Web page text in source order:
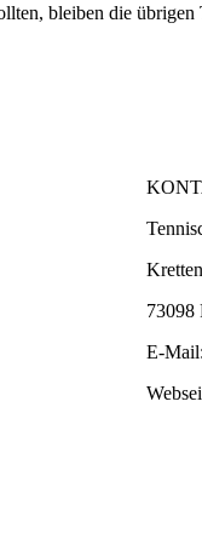
bleiben die
73098
E-